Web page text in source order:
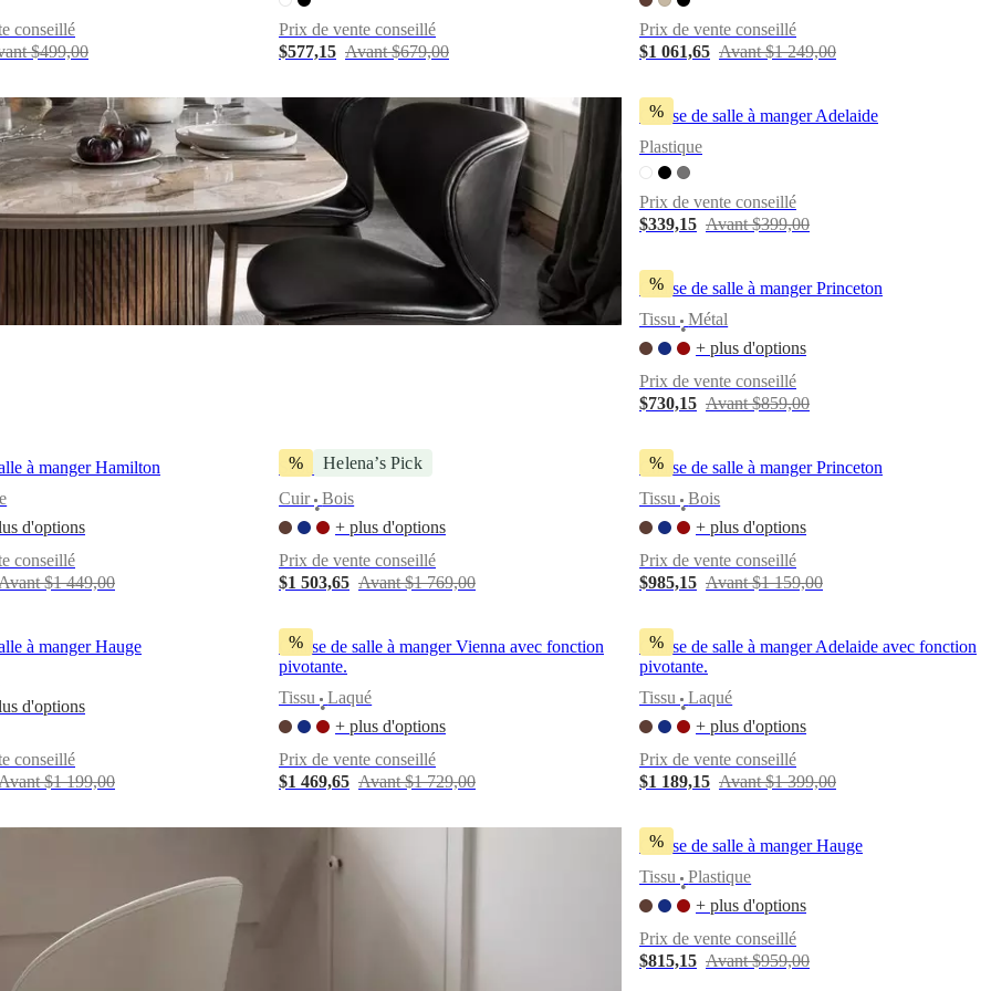
conseillé
$499,00
Prix de vente conseillé
$577,15 Avant $679,00
Prix de vente conseillé
$1 061,65 Avant $1 249,00
%
Chaise de salle à manger Adelaide
Plastique
Prix de vente conseillé
$339,15 Avant $399,00
%
Chaise de salle à manger Princeton
Tissu
•
Métal
+ plus d'options
Prix de vente conseillé
$730,15 Avant $859,00
à manger Hamilton
d'options
conseillé
$1 449,00
% Helena’s Pick
Seoul dining chair
Cuir
•
Bois
+ plus d'options
Prix de vente conseillé
$1 503,65 Avant $1 769,00
%
Chaise de salle à manger Princeton
Tissu
•
Bois
+ plus d'options
Prix de vente conseillé
$985,15 Avant $1 159,00
à manger Hauge
d'options
conseillé
$1 199,00
%
Chaise de salle à manger Vienna avec fonction
pivotante.
Tissu
•
Laqué
+ plus d'options
Prix de vente conseillé
$1 469,65 Avant $1 729,00
%
Chaise de salle à manger Adelaide avec fonction
pivotante.
Tissu
•
Laqué
+ plus d'options
Prix de vente conseillé
$1 189,15 Avant $1 399,00
%
Chaise de salle à manger Hauge
Tissu
•
Plastique
+ plus d'options
Prix de vente conseillé
$815,15 Avant $959,00